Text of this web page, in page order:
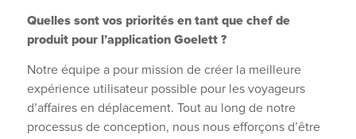
Quelles sont vos priorités en tant que chef de
produit pour l’application Goelett ?
Notre équipe a pour mission de créer la meilleure
expérience utilisateur possible pour les voyageurs
d’affaires en déplacement. Tout au long de notre
processus de conception, nous nous efforçons d’être